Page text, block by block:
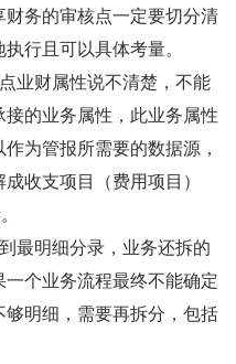
务的审核点一定要切分清
行且可以具体考量。
业财属性说不清楚，不能
的业务属性，此业务属性
为管报所需要的数据源，
收支项目（费用项目）
最明细分录，业务还拆的
个业务流程最终不能确定
明细，需要再拆分，包括